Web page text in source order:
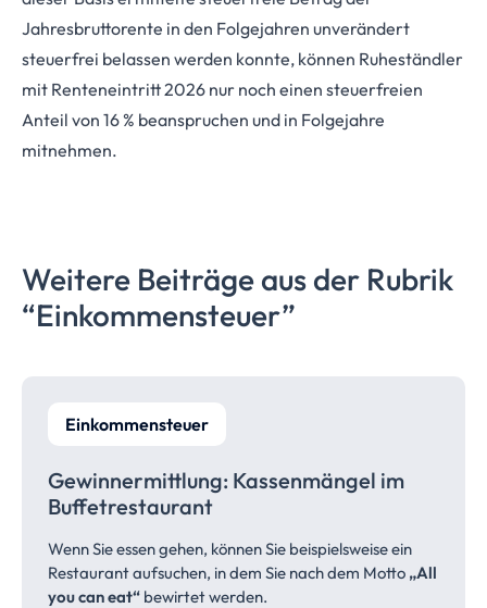
Jahresbruttorente in den Folgejahren unverändert
steuerfrei belassen werden konnte, können Ruheständler
mit Renteneintritt 2026 nur noch einen steuerfreien
Anteil von 16 % beanspruchen und in Folgejahre
mitnehmen.
Weitere Beiträge aus der Rubrik
“Einkommensteuer”
Einkommensteuer
Gewinnermittlung: Kassenmängel im
Buffetrestaurant
Wenn Sie essen gehen, können Sie beispielsweise ein
Restaurant aufsuchen, in dem Sie nach dem Motto „All
you can eat“ bewirtet werden.